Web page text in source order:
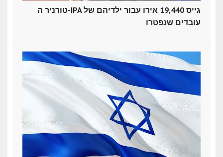
טורניר ה-IPA גייס 19,440 אירו עבור ילדיהם של
עובדים שנפטרו